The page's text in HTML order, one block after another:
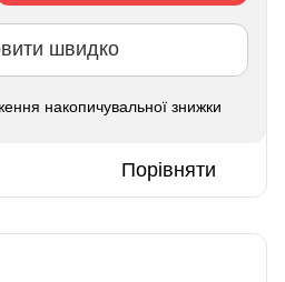
швидко
накопичувальної знижки
Порівняти